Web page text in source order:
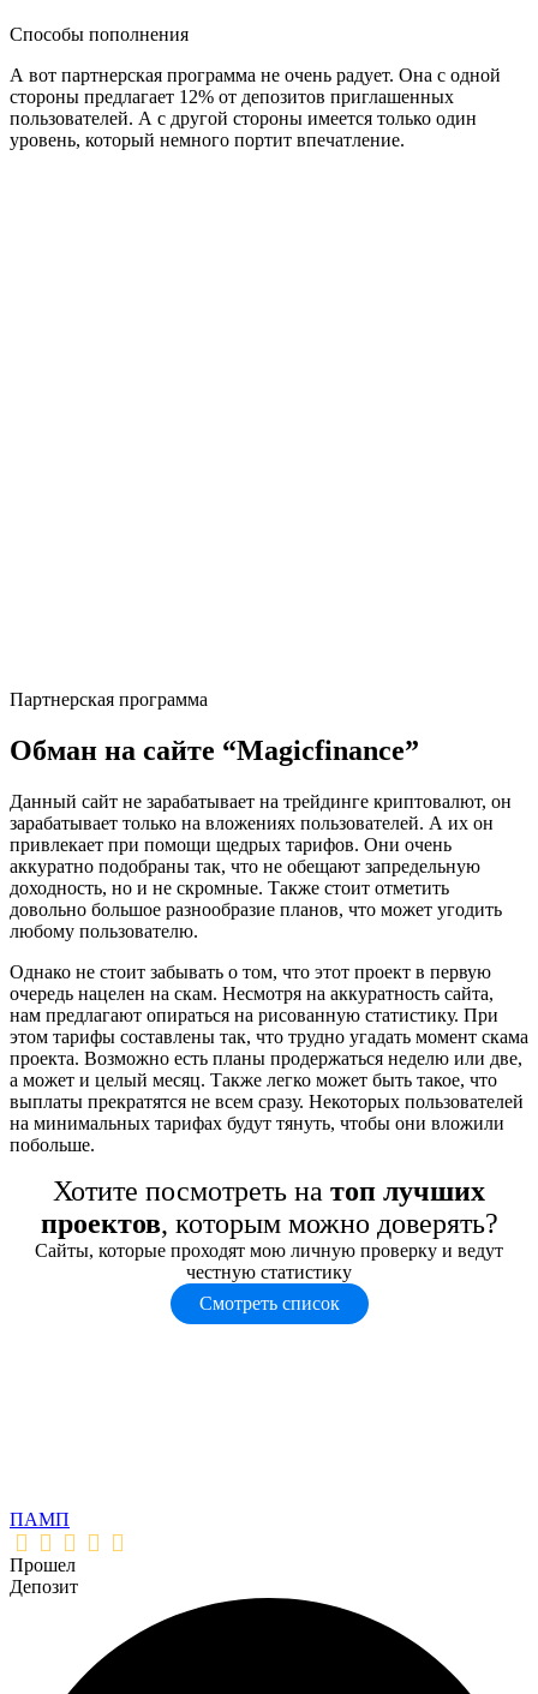
Способы пополнения
А вот партнерская программа не очень радует. Она с одной
стороны предлагает 12% от депозитов приглашенных
пользователей. А с другой стороны имеется только один
уровень, который немного портит впечатление.
Партнерская программа
Обман на сайте “Magicfinance”
Данный сайт не зарабатывает на трейдинге криптовалют, он
зарабатывает только на вложениях пользователей. А их он
привлекает при помощи щедрых тарифов. Они очень
аккуратно подобраны так, что не обещают запредельную
доходность, но и не скромные. Также стоит отметить
довольно большое разнообразие планов, что может угодить
любому пользователю.
Однако не стоит забывать о том, что этот проект в первую
очередь нацелен на скам. Несмотря на аккуратность сайта,
нам предлагают опираться на рисованную статистику. При
этом тарифы составлены так, что трудно угадать момент скама
проекта. Возможно есть планы продержаться неделю или две,
а может и целый месяц. Также легко может быть такое, что
выплаты прекратятся не всем сразу. Некоторых пользователей
на минимальных тарифах будут тянуть, чтобы они вложили
побольше.
Хотите посмотреть на топ лучших
проектов, которым можно доверять?
Сайты, которые проходят мою личную проверку и ведут
честную статистику
Смотреть список
ПАМП
Прошел
Депозит